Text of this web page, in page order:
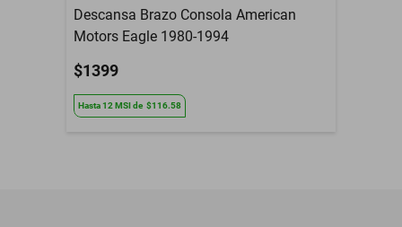
Descansa Brazo Consola American
Motors Eagle 1980-1994
$1399
Hasta12 MSIde $116.58